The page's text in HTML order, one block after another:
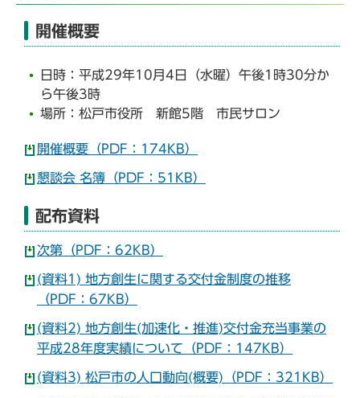
開催概要
日時：平成29年10月4日（水曜）午後1時30分か
ら午後3時
場所：松戸市役所 新館5階 市民サロン
開催概要（PDF：174KB）
懇談会 名簿（PDF：51KB）
配布資料
次第（PDF：62KB）
(資料1) 地方創生に関する交付金制度の推移
（PDF：67KB）
(資料2) 地方創生(加速化・推進)交付金充当事業の
平成28年度実績について（PDF：147KB）
(資料3) 松戸市の人口動向(概要)（PDF：321KB）